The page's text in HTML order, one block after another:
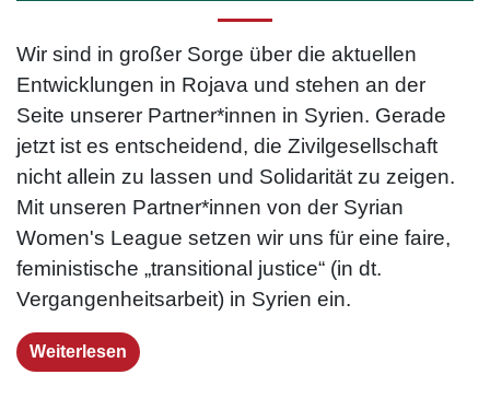
Wir sind in großer Sorge über die aktuellen
Entwicklungen in Rojava und stehen an der
Seite unserer Partner*innen in Syrien. Gerade
jetzt ist es entscheidend, die Zivilgesellschaft
nicht allein zu lassen und Solidarität zu zeigen.
Mit unseren Partner*innen von der Syrian
Women's League setzen wir uns für eine faire,
feministische „transitional justice“ (in dt.
Vergangenheitsarbeit) in Syrien ein.
Weiterlesen